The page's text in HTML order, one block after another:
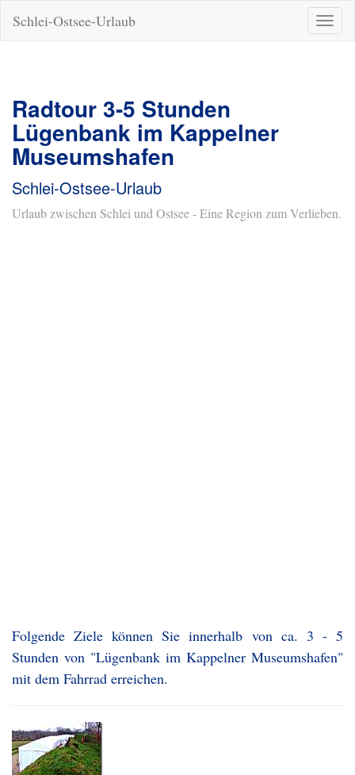
ein-/
Schlei-Ostsee-Urlaub
Radtour 3-5 Stunden
Lügenbank im Kappelner
Museumshafen
Schlei-Ostsee-Urlaub
Urlaub zwischen Schlei und Ostsee - Eine Region zum Verlieben.
Folgende Ziele können Sie innerhalb von ca. 3 - 5
Stunden von "Lügenbank im Kappelner Museumshafen"
mit dem Fahrrad erreichen.